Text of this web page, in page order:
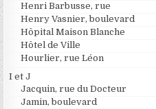
Henri Barbusse, rue
Henry Vasnier, boulevard
Hôpital Maison Blanche
Hôtel de Ville
Hourlier, rue Léon
I et J
Jacquin, rue du Docteur
Jamin, boulevard